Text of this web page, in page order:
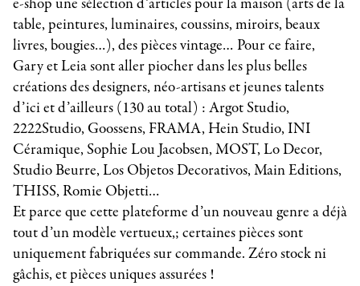
table, peintures, luminaires, coussins, miroirs, beaux
livres, bougies…), des pièces vintage… Pour ce faire,
Gary et Leia sont aller piocher dans les plus belles
créations des designers, néo-artisans et jeunes talents
d’ici et d’ailleurs (130 au total) : Argot Studio,
2222Studio, Goossens, FRAMA, Hein Studio, INI
Céramique, Sophie Lou Jacobsen, MOST, Lo Decor,
Studio Beurre, Los Objetos Decorativos, Main Editions,
THISS, Romie Objetti…
Et parce que cette plateforme d’un nouveau genre a déjà
tout d’un modèle vertueux,; certaines pièces sont
uniquement fabriquées sur commande. Zéro stock ni
gâchis, et pièces uniques assurées !